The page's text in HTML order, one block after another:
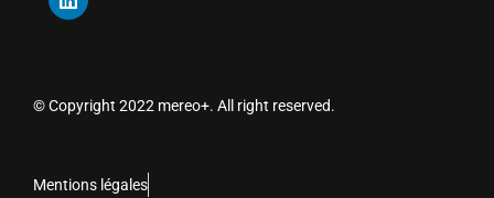
© Copyright 2022 mereo+. All right reserved.
Mentions légales